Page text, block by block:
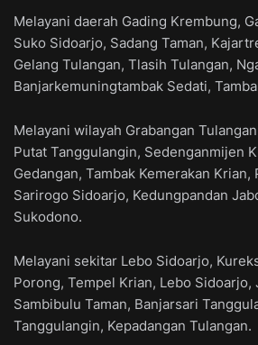
Melayani daerah Gading Krembung,
Suko Sidoarjo, Sadang Taman,
Gelang Tulangan, Tlasih Tulangan,
Banjarkemuningtambak Sedati,
Melayani wilayah Grabangan
Putat Tanggulangin, Sedenganmijen
Gedangan, Tambak Kemerakan Krian,
Sarirogo Sidoarjo, Kedungpandan
Sukodono.
Melayani sekitar Lebo Sidoarjo,
Porong, Tempel Krian, Lebo Sidoarjo,
Sambibulu Taman, Banjarsari
Tanggulangin, Kepadangan Tulangan.